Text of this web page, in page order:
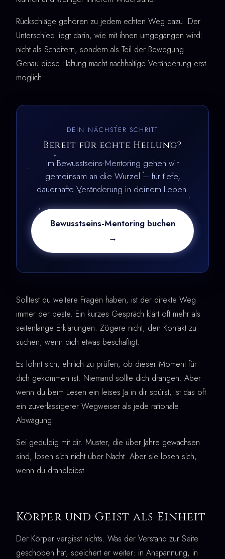
Rückschläge gehören zu jedem echten Weg dazu. Der
Unterschied liegt darin, wie mit ihnen umgegangen wird:
nicht als Scheitern, sondern als Teil der Bewegung.
Genau diese Haltung macht nachhaltige Veränderung erst
möglich.
DEIN NÄCHSTER SCHRITT
Bereit für echte Heilung?
Im Bewusstseins-Mentoring gehen wir
gemeinsam an die Wurzel – für tiefe,
dauerhafte Veränderung in deinem Leben.
Bewusstseins-Mentoring buchen
→
Solltest du weitere Fragen haben, ist der direkte Weg
immer der beste. Ein kurzes Gespräch klärt oft mehr als
seitenlange Erklärungen. Zögere nicht, den Kontakt zu
suchen, wenn dich etwas beschäftigt.
Es lohnt sich, ehrlich zu prüfen, ob dieser Moment für
dich gekommen ist. Niemand sollte dich drängen. Aber
wenn du beim Lesen ein leises Ja in dir spürst, ist das oft
ein zuverlässigerer Wegweiser als jede rationale
Abwägung.
Sei geduldig mit dir. Muster, die über Jahre gewachsen
sind, lösen sich nicht über Nacht. Aber sie lösen sich,
wenn du dranbleibst.
Körper und Geist als Einheit
Der Körper vergisst nichts. Was der Verstand zur Seite
geschoben hat, speichert er weiter: in Anspannung, in